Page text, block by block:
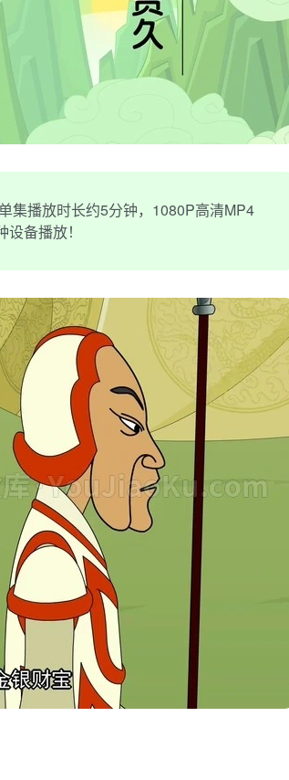
集播放时长约5分钟，1080P高清MP4
备播放！